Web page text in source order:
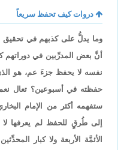
دروات كيف تحفظ سريعاً
وما يدلُّ على كذبهم في تحقيق
أنَّ بعض المدرِّبين في
نفسه لا يحفظ جزءَ عم، هو
حفظته في أسبوعين؟ تعال
ستفهمه أكثر من الإمام
إلى طُرقٍ للحفظ لم يعرفها لا
الأئمَّة الأربعة ولا كبار